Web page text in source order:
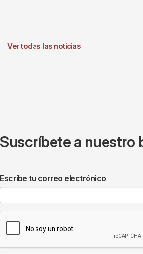
Ver todas las noticias
Suscríbete a nuestro
Escribe tu correo electrónico